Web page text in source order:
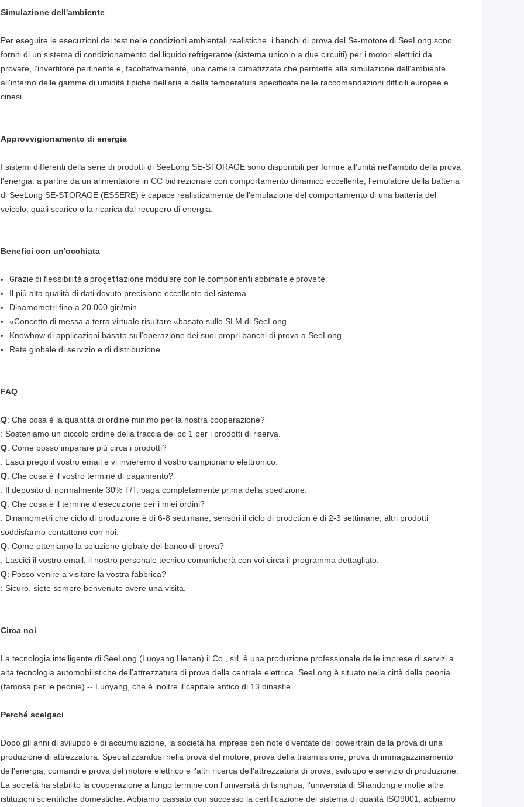
Simulazione dell'ambiente
Per eseguire le esecuzioni dei test nelle condizioni ambientali realistiche, i banchi di prova del Se-motore di SeeLong sono
forniti di un sistema di condizionamento del liquido refrigerante (sistema unico o a due circuiti) per i motori elettrici da
provare, l'invertitore pertinente e, facoltativamente, una camera climatizzata che permette alla simulazione dell'ambiente
all'interno delle gamme di umidità tipiche dell'aria e della temperatura specificate nelle raccomandazioni difficili europee e
cinesi.
Approvvigionamento di energia
I sistemi differenti della serie di prodotti di SeeLong SE-STORAGE sono disponibili per fornire all'unità nell'ambito della prova
l'energia: a partire da un alimentatore in CC bidirezionale con comportamento dinamico eccellente, l'emulatore della batteria
di SeeLong SE-STORAGE (ESSERE) è capace realisticamente dell'emulazione del comportamento di una batteria del
veicolo, quali scarico o la ricarica dal recupero di energia.
Benefici con un'occhiata
Grazie di flessibilità a progettazione modulare con le componenti abbinate e provate
Il più alta qualità di dati dovuto precisione eccellente del sistema
Dinamometri fino a 20.000 giri/min.
«Concetto di messa a terra virtuale risultare «basato sullo SLM di SeeLong
Knowhow di applicazioni basato sull'operazione dei suoi propri banchi di prova a SeeLong
Rete globale di servizio e di distribuzione
FAQ
Q: Che cosa è la quantità di ordine minimo per la nostra cooperazione?
: Sosteniamo un piccolo ordine della traccia dei pc 1 per i prodotti di riserva.
Q: Come posso imparare più circa i prodotti?
: Lasci prego il vostro email e vi invieremo il vostro campionario elettronico.
Q: Che cosa è il vostro termine di pagamento?
: Il deposito di normalmente 30% T/T, paga completamente prima della spedizione.
Q: Che cosa è il termine d'esecuzione per i miei ordini?
: Dinamometri che ciclo di produzione è di 6-8 settimane, sensori il ciclo di prodction è di 2-3 settimane, altri prodotti
soddisfanno contattano con noi.
Q: Come otteniamo la soluzione globale del banco di prova?
: Lascici il vostro email, il nostro personale tecnico comunicherà con voi circa il programma dettagliato.
Q: Posso venire a visitare la vostra fabbrica?
: Sicuro, siete sempre benvenuto avere una visita.
Circa noi
La tecnologia intelligente di SeeLong (Luoyang Henan) il Co., srl, è una produzione professionale delle imprese di servizi a
alta tecnologia automobilistiche dell'attrezzatura di prova della centrale elettrica. SeeLong è situato nella città della peonia
(famosa per le peonie) -- Luoyang, che è inoltre il capitale antico di 13 dinastie.
Perché scelgaci
Dopo gli anni di sviluppo e di accumulazione, la società ha imprese ben note diventate del powertrain della prova di una
produzione di attrezzatura. Specializzandosi nella prova del motore, prova della trasmissione, prova di immagazzinamento
dell'energia, comandi e prova del motore elettrico e l'altri ricerca dell'attrezzatura di prova, sviluppo e servizio di produzione.
La società ha stabilito la cooperazione a lungo termine con l'università di tsinghua, l'università di Shandong e molte altre
istituzioni scientifiche domestiche. Abbiamo passato con successo la certificazione del sistema di qualità ISO9001, abbiamo